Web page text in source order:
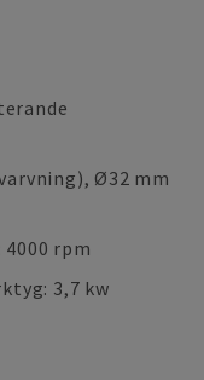
Ø32 mm
rpm
3,7 kw